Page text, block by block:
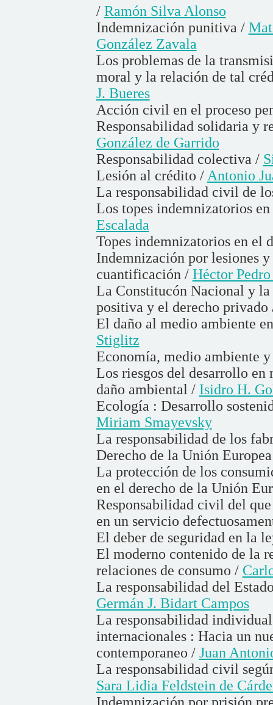
/ Ramón Silva Alonso
Indemnización punitiva /
González Zavala
Los problemas de la
moral y la relación de tal
J. Bueres
Acción civil en el proceso
Responsabilidad solidaria y
González de Garrido
Responsabilidad colectiva /
Lesión al crédito / Antonio
La responsabilidad civil de
Los topes indemnizatorios
Escalada
Topes indemnizatorios en el
Indemnización por lesiones
cuantificación / Héctor
La Constitucón Nacional y
positiva y el derecho
El daño al medio ambiente
Stiglitz
Economía, medio ambiente
Los riesgos del desarrollo en
daño ambiental / Isidro H.
Ecología : Desarrollo
Miriam Smayevsky
La responsabilidad de los
Derecho de la Unión
La protección de los
en el derecho de la Unión
Responsabilidad civil del
en un servicio
El deber de seguridad en la
El moderno contenido de la
relaciones de consumo /
La responsabilidad del
Germán J. Bidart Campos
La responsabilidad
internacionales : Hacia un
contemporaneo / Juan
La responsabilidad civil
Sara Lidia Feldstein de